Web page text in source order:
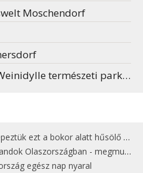
Moschendorf
természeti parkban
a bokor alatt hűsölő cicát Kisorosziban
- megmutatjuk a 15 legjobbat
egész nap nyaral